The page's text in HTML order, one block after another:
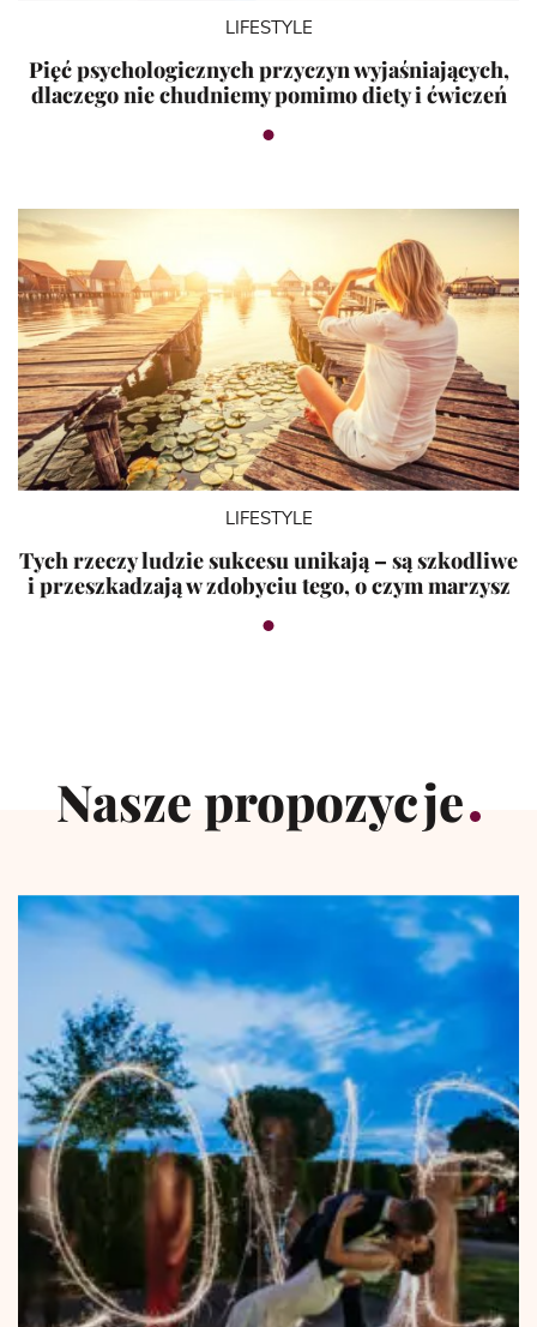
LIFESTYLE
Pięć psychologicznych przyczyn wyjaśniających,
dlaczego nie chudniemy pomimo diety i ćwiczeń
LIFESTYLE
Tych rzeczy ludzie sukcesu unikają – są szkodliwe
i przeszkadzają w zdobyciu tego, o czym marzysz
Nasze propozycje